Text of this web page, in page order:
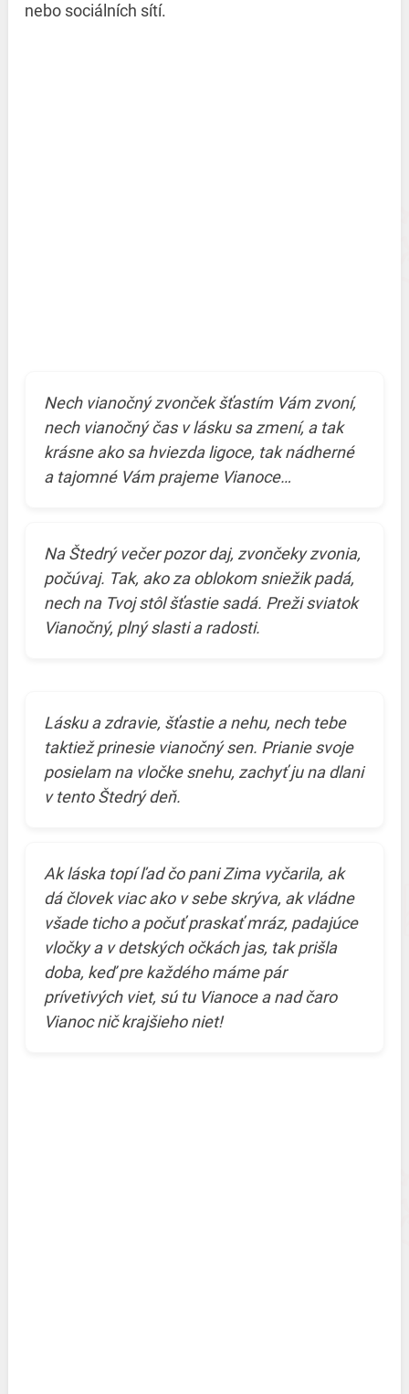
nebo sociálních sítí.
Nech vianočný zvonček šťastím Vám zvoní,
nech vianočný čas v lásku sa zmení, a tak
krásne ako sa hviezda ligoce, tak nádherné
a tajomné Vám prajeme Vianoce…
Na Štedrý večer pozor daj, zvončeky zvonia,
počúvaj. Tak, ako za oblokom sniežik padá,
nech na Tvoj stôl šťastie sadá. Preži sviatok
Vianočný, plný slasti a radosti.
Lásku a zdravie, šťastie a nehu, nech tebe
taktiež prinesie vianočný sen. Prianie svoje
posielam na vločke snehu, zachyť ju na dlani
v tento Štedrý deň.
Ak láska topí ľad čo pani Zima vyčarila, ak
dá človek viac ako v sebe skrýva, ak vládne
všade ticho a počuť praskať mráz, padajúce
vločky a v detských očkách jas, tak prišla
doba, keď pre každého máme pár
prívetivých viet, sú tu Vianoce a nad čaro
Vianoc nič krajšieho niet!